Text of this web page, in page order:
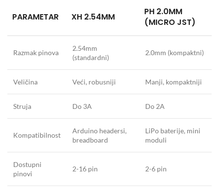
PARAMETAR XH 2.54MM
PH 2.0MM
(MICRO JST)
Razmak pinova
2.54mm
(standardni)
2.0mm (kompaktni)
Veličina Veći, robusniji Manji, kompaktniji
Struja Do 3A Do 2A
Kompatibilnost
Arduino headersi,
breadboard
LiPo baterije, mini
moduli
Dostupni
pinovi
2-16 pin 2-6 pin